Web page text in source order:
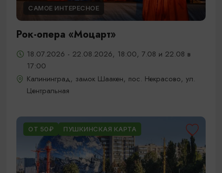
САМОЕ ИНТЕРЕСНОЕ
Рок-опера «Моцарт»
18.07.2026 - 22.08.2026, 18:00, 7.08 и 22.08 в
17:00
Калининград, замок Шаакен, пос. Некрасово, ул.
Центральная
ОТ 50₽ ПУШКИНСКАЯ КАРТА